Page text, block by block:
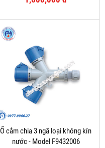
Ổ cắm chia 3 ngã loại không kín
nước - Model F9432006